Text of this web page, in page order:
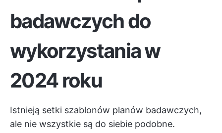
badawczych do
wykorzystania w
2024 roku
Istnieją setki szablonów planów badawczych,
ale nie wszystkie są do siebie podobne.